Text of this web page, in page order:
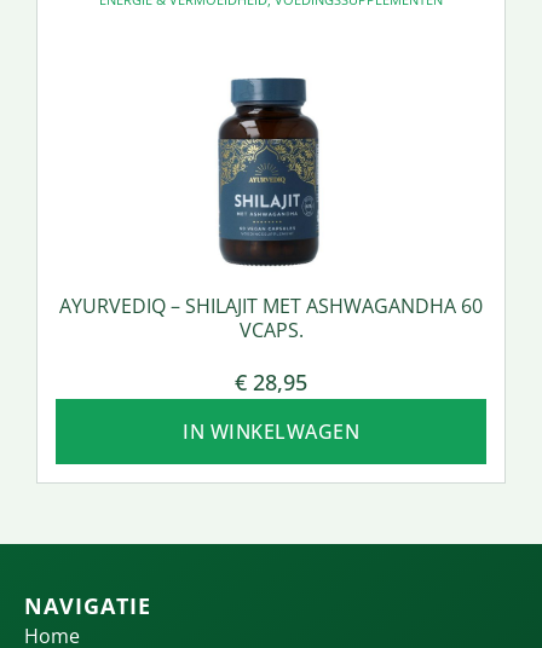
AYURVEDIQ – SHILAJIT MET ASHWAGANDHA 60
VCAPS.
€ 28,95
IN WINKELWAGEN
NAVIGATIE
Home